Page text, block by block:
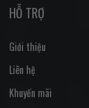
HỖ TRỢ
Giới thiệu
Liên hệ
Khuyến mãi